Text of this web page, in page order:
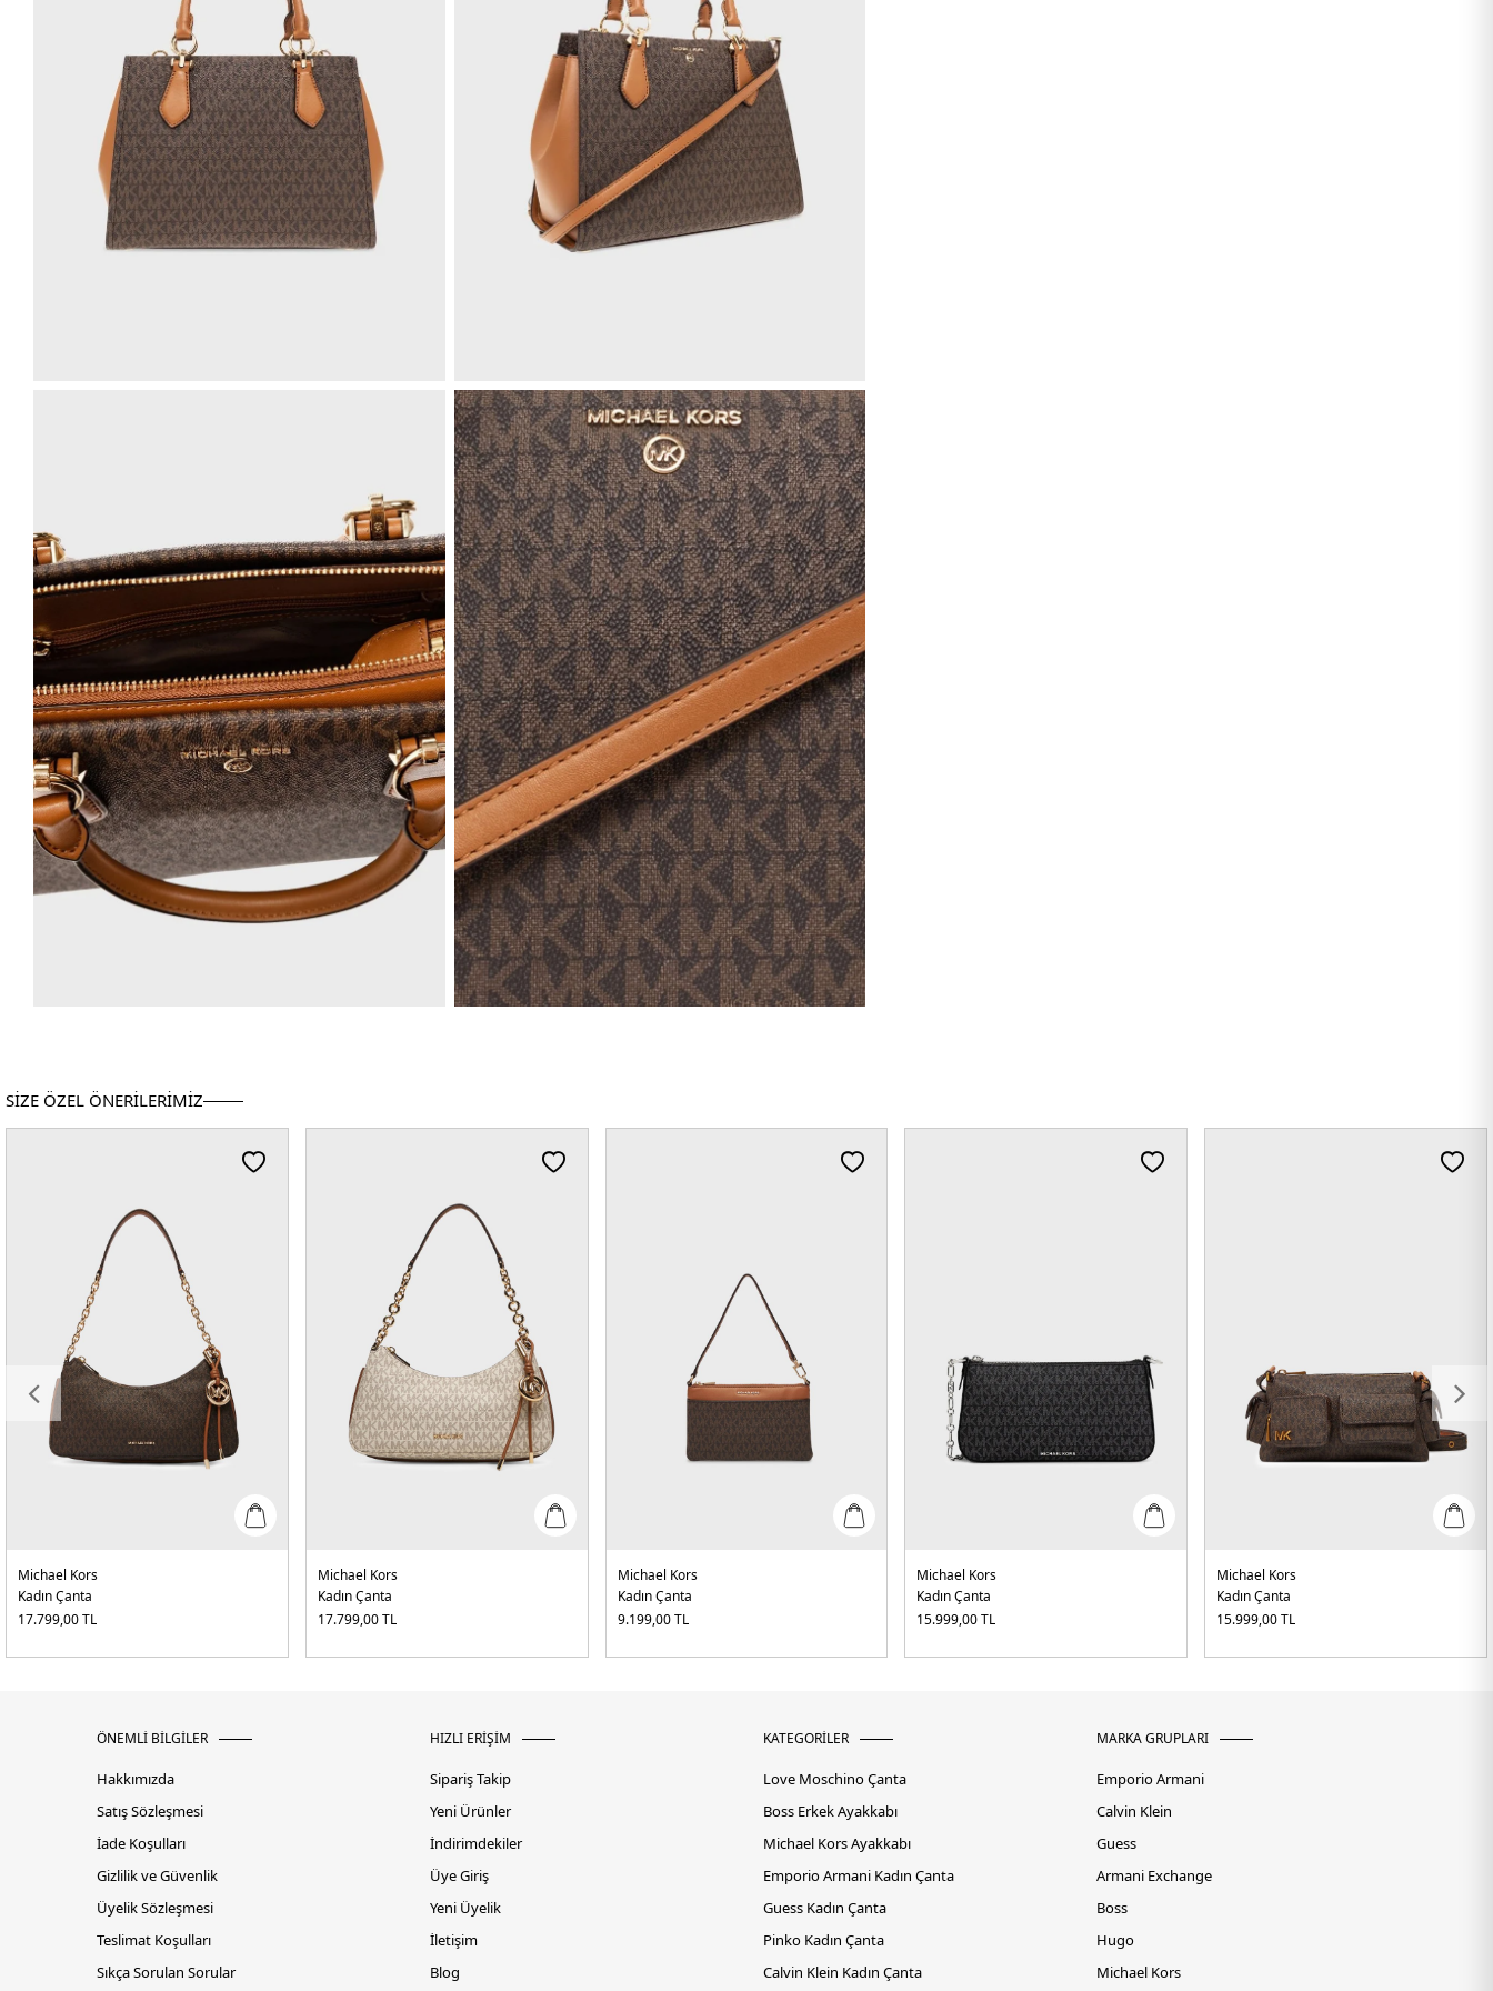
SİZE ÖZEL ÖNERİLERİMİZ
Michael Kors
Kadın Çanta
17.799,00TL
Michael Kors
Kadın Çanta
17.799,00TL
Michael Kors
Kadın Çanta
9.199,00TL
Michael Kors
Kadın Çanta
15.999,00TL
Michael Kors
Kadın Çanta
15.999,00TL
ÖNEMLİ BİLGİLER
Hakkımızda
Satış Sözleşmesi
İade Koşulları
Gizlilik ve Güvenlik
Üyelik Sözleşmesi
Teslimat Koşulları
Sıkça Sorulan Sorular
HIZLI ERİŞİM
Sipariş Takip
Yeni Ürünler
İndirimdekiler
Üye Giriş
Yeni Üyelik
İletişim
Blog
KATEGORİLER
Love Moschino Çanta
Boss Erkek Ayakkabı
Michael Kors Ayakkabı
Emporio Armani Kadın Çanta
Guess Kadın Çanta
Pinko Kadın Çanta
Calvin Klein Kadın Çanta
MARKA GRUPLARI
Emporio Armani
Calvin Klein
Guess
Armani Exchange
Boss
Hugo
Michael Kors